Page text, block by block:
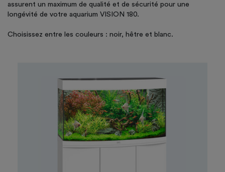
assurent un maximum de qualité et de sécurité pour une
longévité de votre aquarium VISION 180.
Choisissez entre les couleurs : noir, hêtre et blanc.